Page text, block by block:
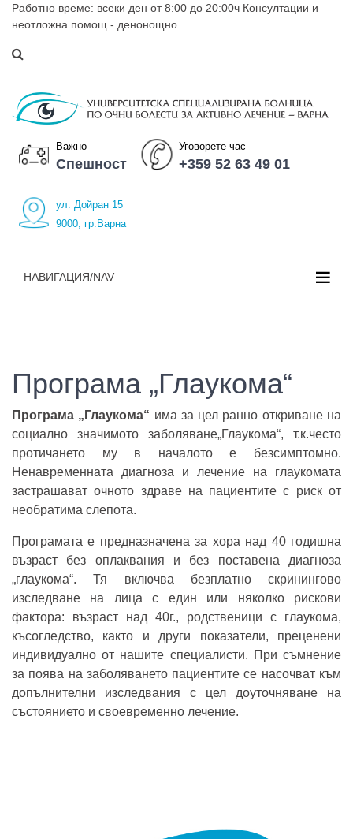
Работно време: всеки ден от 8:00 до 20:00ч Консултации и
неотложна помощ - денонощно
Важно
Спешност
Уговорете час
+359 52 63 49 01
ул. Дойран 15
9000, гр.Варна
НАВИГАЦИЯ/NAV
Програма „Глаукома“
Програма „Глаукома“ има за цел ранно откриване на
социално значимото заболяване„Глаукома“, т.к.често
протичането му в началото е безсимптомно.
Ненавременната диагноза и лечение на глаукомата
застрашават очното здраве на пациентите с риск от
необратима слепота.
Програмата е предназначена за хора над 40 годишна
възраст без оплаквания и без поставена диагноза
„глаукома“. Тя включва безплатно скринингово
изследване на лица с един или няколко рискови
фактора: възраст над 40г., родственици с глаукома,
късогледство, както и други показатели, преценени
индивидуално от нашите специалисти. При съмнение
за поява на заболяването пациентите се насочват към
допълнителни изследвания с цел доуточняване на
състоянието и своевременно лечение.